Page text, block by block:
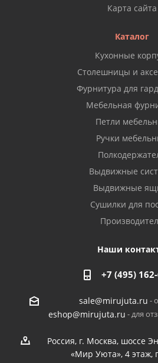
Карта сайта
Каталог
Кухонные
Столешницы и
Фурнитура для
Мебельная
Петли
Ручки
Выдвижные
Выдвижные
Сушилки для
Наши
+7 (495)
sale@mirujuta.ru -
eshop@mirujuta.ru - для
Россия, г. Москва, шоссе
«Мир Уюта», 4 этаж,